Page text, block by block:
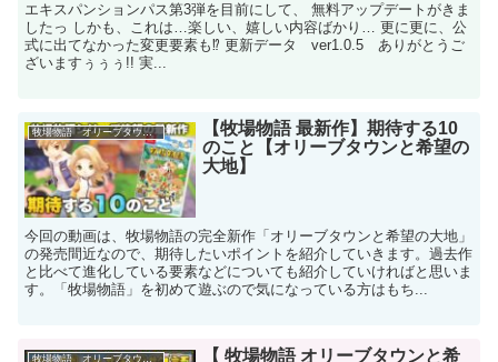
エキスパンションパス第3弾を目前にして、 無料アップデートがきま
したっ しかも、これは…楽しい、嬉しい内容ばかり… 更に更に、公
式に出てなかった変更要素も⁉ 更新データ ver1.0.5 ありがとうご
ざいますぅぅぅ!! 実...
牧場物語 オリーブタウンと希望の大地
【牧場物語 最新作】期待する10
のこと【オリーブタウンと希望の
大地】
今回の動画は、牧場物語の完全新作「オリーブタウンと希望の大地」
の発売間近なので、期待したいポイントを紹介していきます。過去作
と比べて進化している要素などについても紹介していければと思いま
す。「牧場物語」を初めて遊ぶので気になっている方はもち...
牧場物語 オリーブタウンと希望の大地
【 牧場物語 オリーブタウンと希